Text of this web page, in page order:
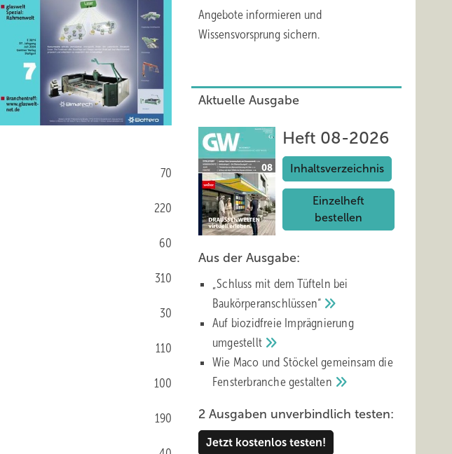
70
220
60
310
30
110
100
190
Angebote informieren und
Wissensvorsprung sichern.
Aktuelle Ausgabe
Heft 08-2026
Inhaltsverzeichnis
Einzelheft
bestellen
Aus der Ausgabe:
„Schluss mit d em Tüfteln bei
Baukörperanschlüssen“
Auf biozidfreie Imprägnierung
umgestellt
Wie Maco und Stöckel gemeinsam die
Fensterbranche gestalten
2 Ausgaben unverbindlich testen:
Jetzt kostenlos testen!